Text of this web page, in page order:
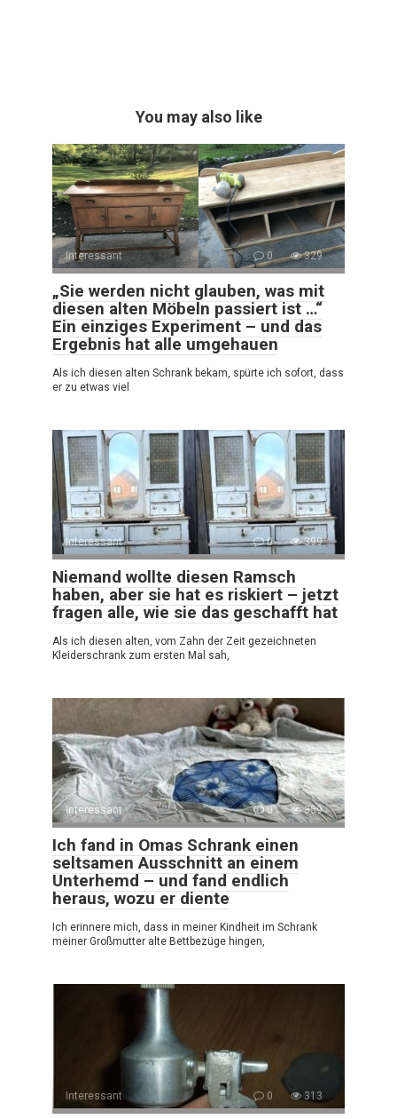
You may also like
Interessant 0 329
„Sie werden nicht glauben, was mit
diesen alten Möbeln passiert ist …“
Ein einziges Experiment – und das
Ergebnis hat alle umgehauen
Als ich diesen alten Schrank bekam, spürte ich sofort, dass
er zu etwas viel
Interessant 0 399
Niemand wollte diesen Ramsch
haben, aber sie hat es riskiert – jetzt
fragen alle, wie sie das geschafft hat
Als ich diesen alten, vom Zahn der Zeit gezeichneten
Kleiderschrank zum ersten Mal sah,
Interessant 0 359
Ich fand in Omas Schrank einen
seltsamen Ausschnitt an einem
Unterhemd – und fand endlich
heraus, wozu er diente
Ich erinnere mich, dass in meiner Kindheit im Schrank
meiner Großmutter alte Bettbezüge hingen,
Interessant 0 313